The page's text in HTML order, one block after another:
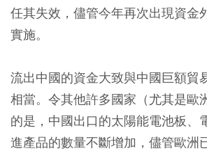
任其失效，儘管今年再次出現資金
實施。
流出中國的資金大致與中國巨額貿
相當。令其他許多國家（尤其是歐
的是，中國出口的太陽能電池板、
進產品的數量不斷增加，儘管歐洲